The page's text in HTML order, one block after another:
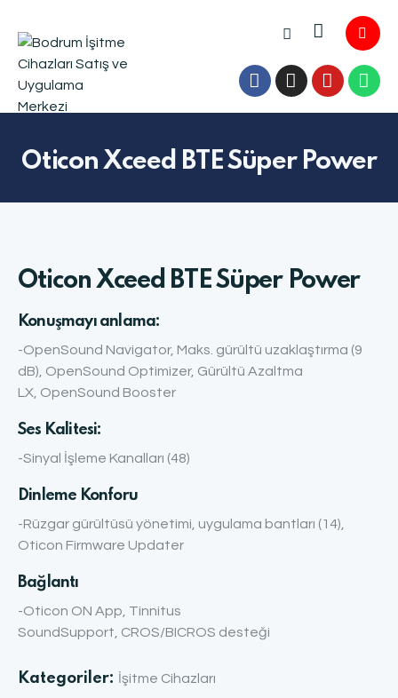
Oticon Xceed BTE Süper Power
Oticon Xceed BTE Süper Power
Konuşmayı anlama:
-OpenSound Navigator, Maks. gürültü uzaklaştırma (9
dB), OpenSound Optimizer, Gürültü Azaltma
LX, OpenSound Booster
Ses Kalitesi:
-Sinyal İşleme Kanalları (48)
Dinleme Konforu
-Rüzgar gürültüsü yönetimi, uygulama bantları (14),
Oticon Firmware Updater
Bağlantı
-Oticon ON App, Tinnitus
SoundSupport, CROS/BICROS desteği
Kategoriler: İşitme Cihazları